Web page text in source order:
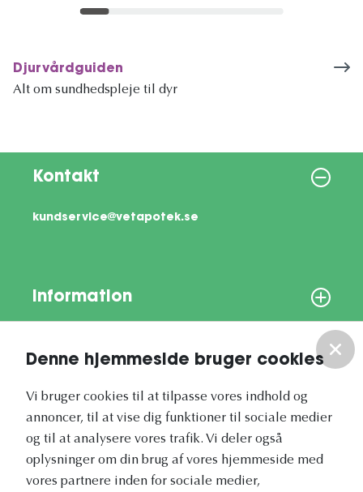
Denne hjemmeside bruger cookies
Vi bruger cookies til at tilpasse vores indhold og
annoncer, til at vise dig funktioner til sociale medier
og til at analysere vores trafik. Vi deler også
oplysninger om din brug af vores hjemmeside med
vores partnere inden for sociale medier,
Djurvårdguiden
Alt om sundhedspleje til dyr
Kontakt
kundservice@vetapotek.se
Information
Vores nyhedsbrev